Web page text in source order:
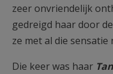
zeer onvriendelijk
gedreigd haar door
ze met al die sensatie
Die keer was haar